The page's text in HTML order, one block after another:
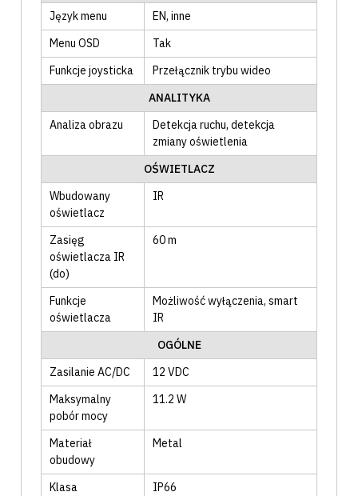
Język menu EN, inne
Menu OSD
Tak
Funkcje joysticka
Przełącznik trybu wideo
ANALITYKA
Analiza obrazu
Detekcja ruchu, detekcja
zmiany oświetlenia
OŚWIETLACZ
Wbudowany
oświetlacz
IR
Zasięg
oświetlacza IR
(do)
60m
Funkcje
oświetlacza
Możliwość wyłączenia, smart
IR
OGÓLNE
Zasilanie AC/DC
12 VDC
Maksymalny
pobór mocy
11.2 W
Materiał
obudowy
Metal
Klasa
IP66